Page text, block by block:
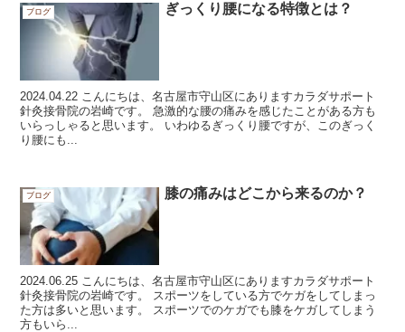
ブログ ぎっくり腰になる特徴とは？
2024.04.22 こんにちは、名古屋市守山区にありますカラダサポート
針灸接骨院の岩崎です。 急激的な腰の痛みを感じたことがある方も
いらっしゃると思います。 いわゆるぎっくり腰ですが、このぎっく
り腰にも...
ブログ 膝の痛みはどこから来るのか？
2024.06.25 こんにちは、名古屋市守山区にありますカラダサポート
針灸接骨院の岩崎です。 スポーツをしている方でケガをしてしまっ
た方は多いと思います。 スポーツでのケガでも膝をケガしてしまう
方もいら...